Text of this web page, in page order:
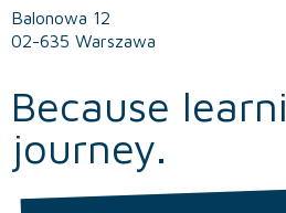
Balonowa 12
02-635 Warszawa
Because
journey.